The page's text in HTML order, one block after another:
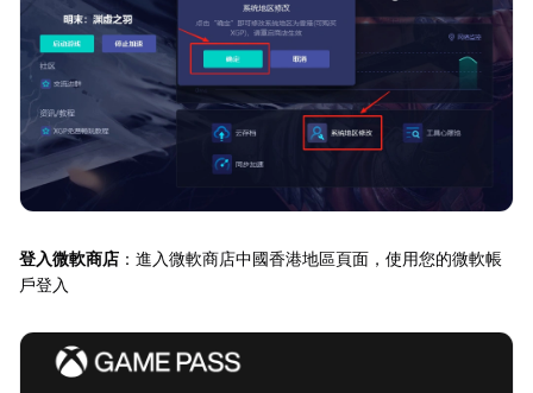
登入微軟商店 ：進入微軟商店中國香港地區頁面，使用您的微軟帳
戶登入